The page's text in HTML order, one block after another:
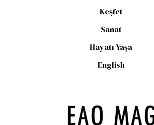
Keşfet
Sanat
Hayatı Yaşa
English